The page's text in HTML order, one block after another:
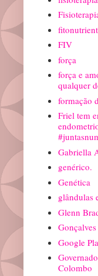
FIV
força
força e
qualquer
formação
Friel tem
Gabriella
genérico.
Genética
glândulas
Glenn
Gonçalves
Google
Colombo